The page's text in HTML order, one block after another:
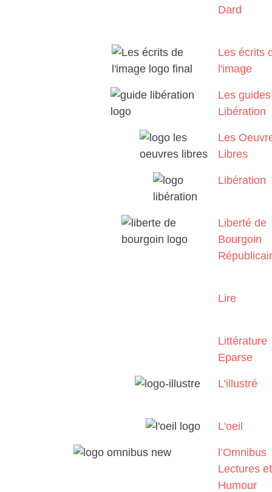
Dard
Les écrits
l'image
Les guides
Libération
Les
Libres
Libération
Liberté de
Bourgoin
Lire
Littérature
Eparse
L’illustré
L'oeil
l’Omnibus
Lectures et
Humour